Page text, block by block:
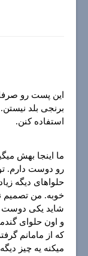
این پست رو
برنجی بلد
استفاده کنن.
ما اینجا بهش
رو دوست دارم.
حلواهای دیگه
خوبه. من تصمیم
شاید یکی دوست
و اون حلوای
که از مامانم
میکنه یه چیز